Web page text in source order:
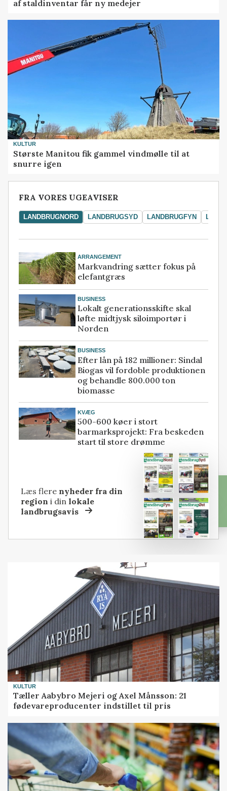
af staldinventar får ny medejer
KULTUR
Største Manitou fik gammel vindmølle til at
snurre igen
FRA VORES UGEAVISER
LANDBRUGNORD LANDBRUGSYD LANDBRUGFYN
ARRANGEMENT
Markvandring sætter fokus på
elefantgræs
BUSINESS
Lokalt generationsskifte skal
løfte midtjysk siloimportør i
Norden
BUSINESS
Efter lån på 182 millioner: Sindal
Biogas vil fordoble produktionen
og behandle 800.000 ton
biomasse
KVÆG
500-600 køer i stort
barmarksprojekt: Fra beskeden
start til store drømme
Læs flere nyheder fra din
region i dinlokale
landbrugsavis
KULTUR
Tæller Aabybro Mejeri og Axel Månsson: 21
fødevareproducenter indstillet til pris